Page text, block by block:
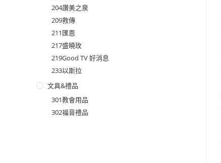
204讚美之泉
209救傳
211匯恩
217盛曉玫
219Good TV 好消息
233以斯拉
文具&禮品
301教會用品
302福音禮品